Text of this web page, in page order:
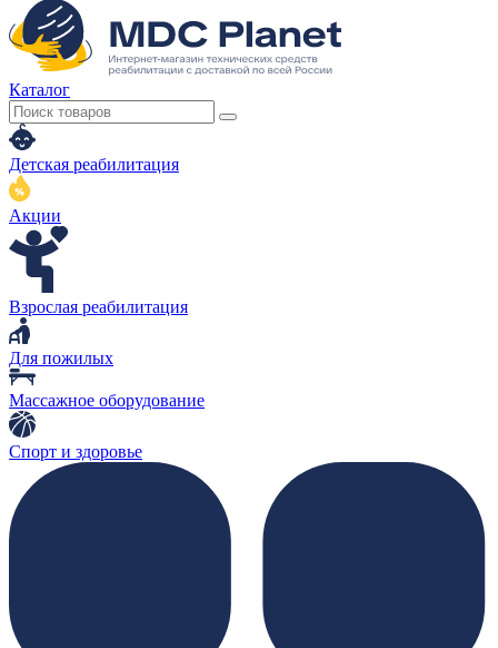
Каталог
Детская реабилитация
Акции
Взрослая реабилитация
Для пожилых
Массажное оборудование
Спорт и здоровье